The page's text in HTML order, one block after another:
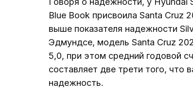
Blue Book присвоила Santa Cruz
выше показателя надежности
Эдмундсе, модель Santa Cruz
5,0, при этом средний годовой
составляет две трети того, что
надежность.